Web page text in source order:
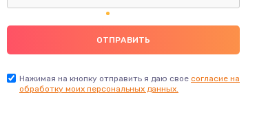
Нажимая на кнопку отправить я даю свое согласие на
обработку моих персональных данных.